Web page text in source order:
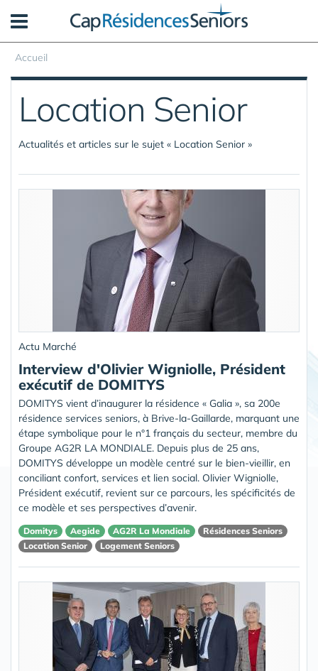
Accueil
Location Senior
Actualités et articles sur le sujet « Location Senior »
Actu Marché
Interview d'Olivier Wigniolle, Président
exécutif de DOMITYS
DOMITYS vient d’inaugurer la résidence « Galia », sa 200e
résidence services seniors, à Brive-la-Gaillarde, marquant une
étape symbolique pour le n°1 français du secteur, membre du
Groupe AG2R LA MONDIALE. Depuis plus de 25 ans,
DOMITYS développe un modèle centré sur le bien-vieillir, en
conciliant confort, services et lien social. Olivier Wigniolle,
Président exécutif, revient sur ce parcours, les spécificités de
ce modèle et ses perspectives d’avenir.
Domitys Aegide AG2R La Mondiale
Résidences Seniors
Location Senior
Logement Seniors